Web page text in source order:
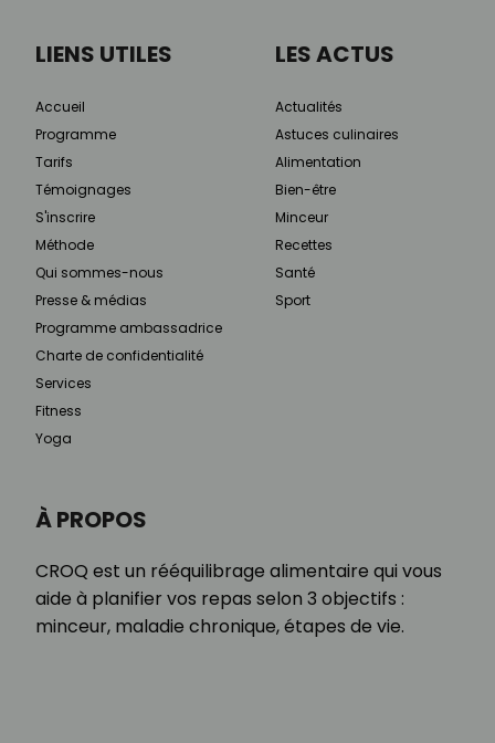
À PROPOS
CROQ est un rééquilibrage alimentaire qui vous
aide à planifier vos repas selon 3 objectifs :
minceur, maladie chronique, étapes de vie.
LIENS UTILES
Accueil
Programme
Tarifs
Témoignages
S'inscrire
Méthode
Qui sommes-nous
Presse & médias
Programme ambassadrice
Charte de confidentialité
Services
Fitness
Yoga
LES ACTUS
Actualités
Astuces culinaires
Alimentation
Bien-être
Minceur
Recettes
Santé
Sport